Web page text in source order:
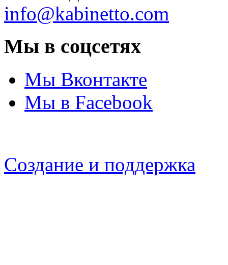
info@kabinetto.com
Мы в соцсетях
Мы Вконтакте
Мы в Facebook
Создание и поддержка